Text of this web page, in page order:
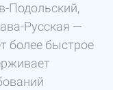
Подольский,
Русская —
более быстрое